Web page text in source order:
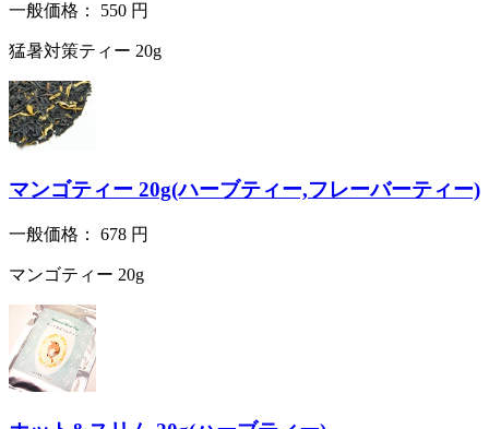
一般価格： 550 円
猛暑対策ティー 20g
マンゴティー 20g(ハーブティー,フレーバーティー)
一般価格： 678 円
マンゴティー 20g